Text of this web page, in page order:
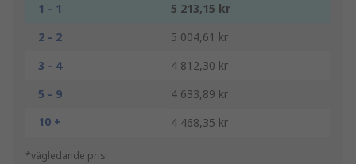
1 - 1
5 213,15 kr
2 - 2
5 004,61 kr
3 - 4
4 812,30 kr
5 - 9
4 633,89 kr
10 +
4 468,35 kr
*vägledande pris